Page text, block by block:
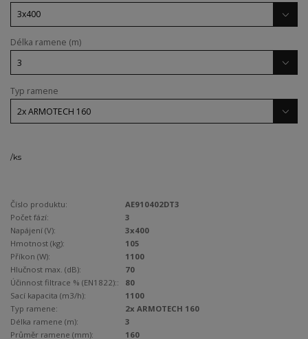
Délka ramene (m)
Typ ramene
/ks
Číslo produktu:
AE910402DT3
Počet fází:
3
Napájení (V):
3x400
Hmotnost (kg):
105
Příkon (W):
1100
Hlučnost max. (dB):
70
Účinnost filtrace % (EN1822)::
80
Sací kapacita (m3/h):
1100
Typ ramene:
2x ARMOTECH 160
Délka ramene (m):
3
Průměr ramene (mm):
160